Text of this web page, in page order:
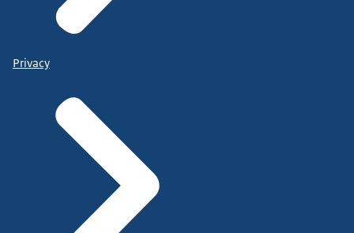
Privacy